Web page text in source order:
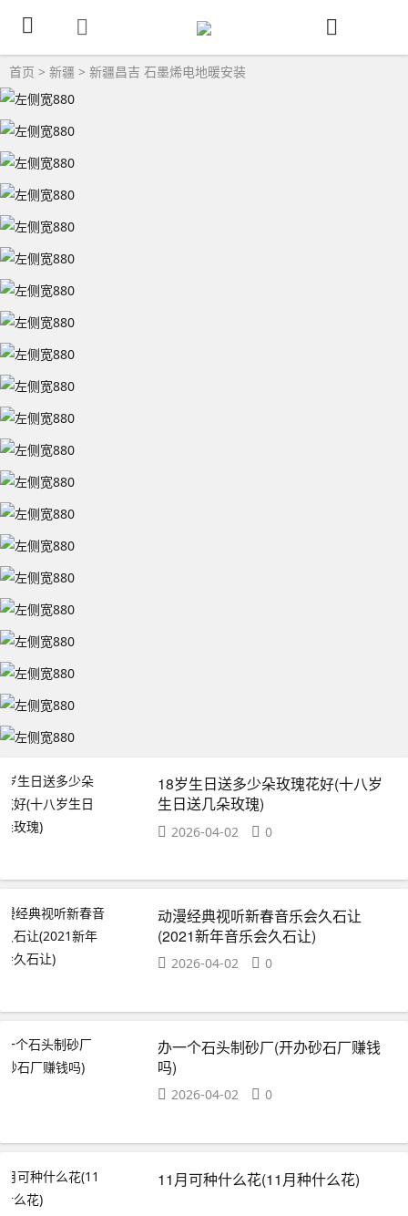
首页 > 新疆 > 新疆昌吉 石墨烯电地暖安装
18岁生日送多少朵玫瑰花好(十八岁
生日送几朵玫瑰)
2026-04-02 0
动漫经典视听新春音乐会久石让
(2021新年音乐会久石让)
2026-04-02 0
办一个石头制砂厂(开办砂石厂赚钱
吗)
2026-04-02 0
11月可种什么花(11月种什么花)